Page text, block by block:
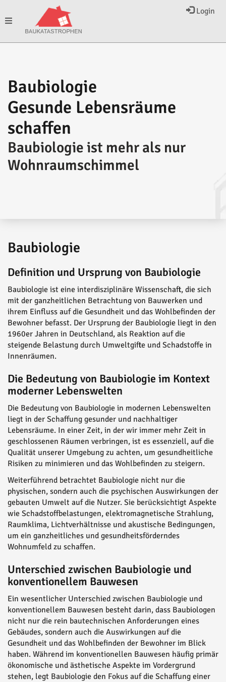
Login
Toggle
Baubiologie
Gesunde Lebensräume
schaffen
Baubiologie ist mehr als nur
Wohnraumschimmel
Baubiologie
Definition und Ursprung von Baubiologie
Baubiologie ist eine interdisziplinäre Wissenschaft, die sich
mit der ganzheitlichen Betrachtung von Bauwerken und
ihrem Einfluss auf die Gesundheit und das Wohlbefinden der
Bewohner befasst. Der Ursprung der Baubiologie liegt in den
1960er Jahren in Deutschland, als Reaktion auf die
steigende Belastung durch Umweltgifte und Schadstoffe in
Innenräumen.
Die Bedeutung von Baubiologie im Kontext
moderner Lebenswelten
Die Bedeutung von Baubiologie in modernen Lebenswelten
liegt in der Schaffung gesunder und nachhaltiger
Lebensräume. In einer Zeit, in der wir immer mehr Zeit in
geschlossenen Räumen verbringen, ist es essenziell, auf die
Qualität unserer Umgebung zu achten, um gesundheitliche
Risiken zu minimieren und das Wohlbefinden zu steigern.
Weiterführend betrachtet Baubiologie nicht nur die
physischen, sondern auch die psychischen Auswirkungen der
gebauten Umwelt auf die Nutzer. Sie berücksichtigt Aspekte
wie Schadstoffbelastungen, elektromagnetische Strahlung,
Raumklima, Lichtverhältnisse und akustische Bedingungen,
um ein ganzheitliches und gesundheitsförderndes
Wohnumfeld zu schaffen.
Unterschied zwischen Baubiologie und
konventionellem Bauwesen
Ein wesentlicher Unterschied zwischen Baubiologie und
konventionellem Bauwesen besteht darin, dass Baubiologen
nicht nur die rein bautechnischen Anforderungen eines
Gebäudes, sondern auch die Auswirkungen auf die
Gesundheit und das Wohlbefinden der Bewohner im Blick
haben. Während im konventionellen Bauwesen häufig primär
ökonomische und ästhetische Aspekte im Vordergrund
stehen, legt Baubiologie den Fokus auf die Schaffung einer